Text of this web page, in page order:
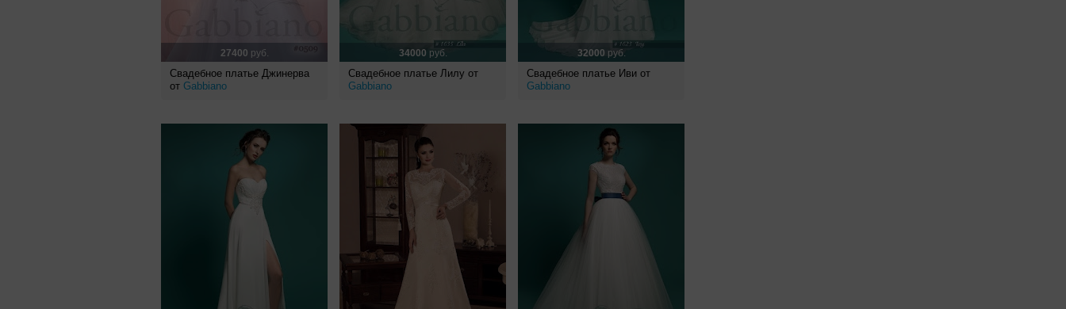
27400 руб.
Свадебное платье Джинерва
от Gabbiano
34000 руб.
Свадебное платье Лилу от
Gabbiano
32000 руб.
Свадебное платье Иви от
Gabbiano